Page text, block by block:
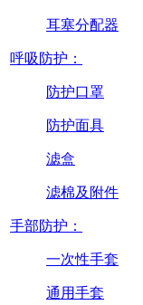
耳塞分配器
呼吸防护：
防护口罩
防护面具
滤盒
滤棉及附件
手部防护：
一次性手套
通用手套